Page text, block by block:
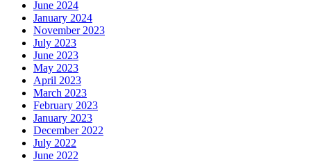
June 2024
January 2024
November 2023
July 2023
June 2023
May 2023
April 2023
March 2023
February 2023
January 2023
December 2022
July 2022
June 2022